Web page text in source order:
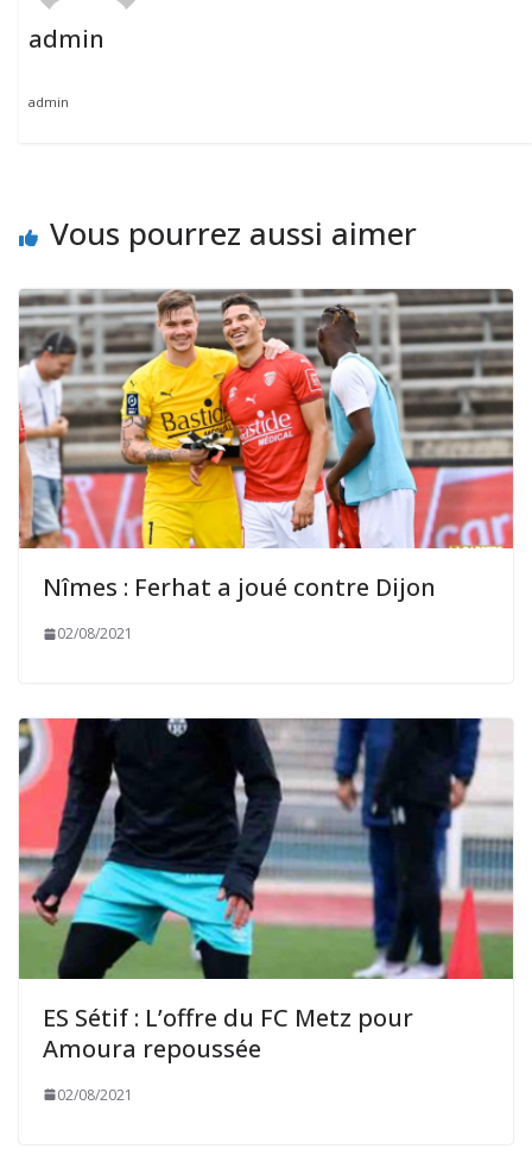
admin
admin
Vous pourrez aussi aimer
Nîmes : Ferhat a joué contre Dijon
02/08/2021
ES Sétif : L’offre du FC Metz pour
Amoura repoussée
02/08/2021